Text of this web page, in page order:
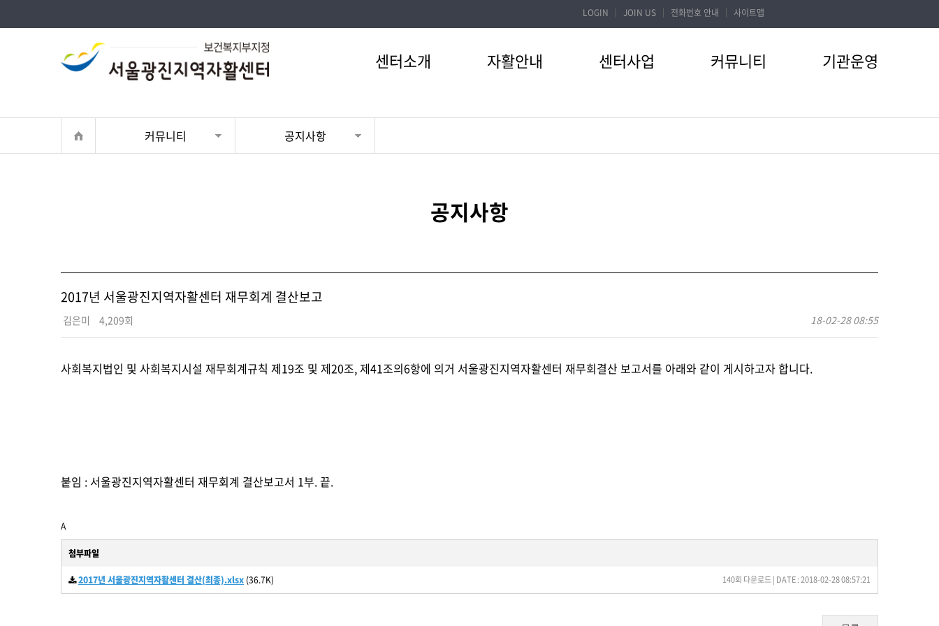
LOGIN JOIN US 전화번호 안내 사이트맵
센터소개 자활안내 센터사업 커뮤니티 기관운영
커뮤니티 공지사항
공지사항
2017년 서울광진지역자활센터 재무회계 결산보고
김은미 4,209회 18-02-28 08:55
사회복지법인 및 사회복지시설 재무회계규칙 제19조 및 제20조, 제41조의6항에 의거 서울광진지역자활센터 재무회결산 보고서를 아래와 같이 게시하고자 합니다.
붙임 : 서울광진지역자활센터 재무회계 결산보고서 1부. 끝.
A
첨부파일
2017년 서울광진지역자활센터 결산(최종).xlsx (36.7K) 140회 다운로드 | DATE : 2018-02-28 08:57:21